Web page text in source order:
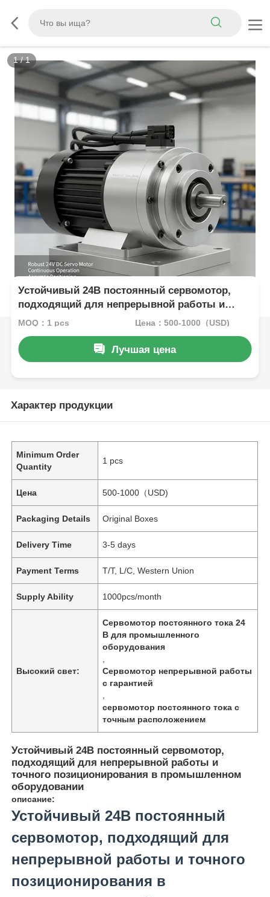
1/1
Устойчивый 24В постоянный сервомотор,
подходящий для непрерывной работы и
точного позиционирования в промышленном
MOQ：1 pcs Цена：500-1000（USD)
Лучшая цена
Характер продукции
Minimum Order
Quantity
1 pcs
Цена 500-1000（USD)
Packaging Details Original Boxes
Delivery Time 3-5 days
Payment Terms T/T, L/C, Western Union
Supply Ability 1000pcs/month
Высокий свет:
Сервомотор постоянного тока 24
В для промышленного
оборудования
Сервомотор непрерывной работы
с гарантией
сервомотор постоянного тока с
точным расположением
Устойчивый 24В постоянный сервомотор,
подходящий для непрерывной работы и
точного позиционирования в промышленном
оборудовании
описание:
Устойчивый 24В постоянный
сервомотор, подходящий для
непрерывной работы и точного
позиционирования в